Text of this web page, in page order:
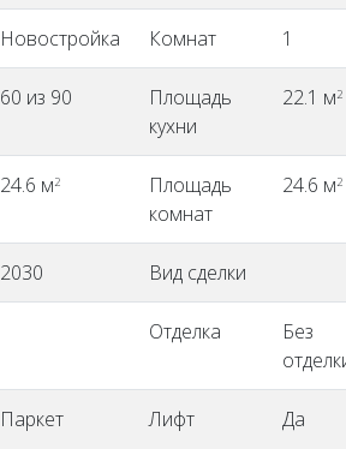
Новостройка Комнат 1
60 из 90
Площадь
кухни
22.1 м2
24.6 м2
Площадь
комнат
24.6 м2
2030 Вид сделки
Отделка
Без
Паркет Лифт Да